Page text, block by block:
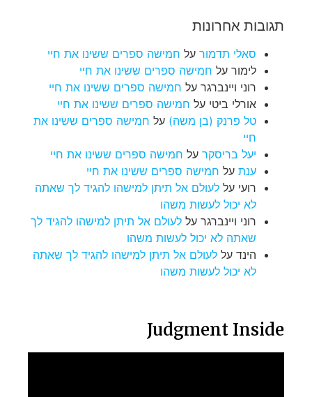
תגובות אחרונות
סאלי תדמור על חמישה ספרים ששינו את חיי
לימור על חמישה ספרים ששינו את חיי
רוני ויינברגר על חמישה ספרים ששינו את חיי
אורלי ביטי על חמישה ספרים ששינו את חיי
טל פרנק (בן משה) על חמישה ספרים ששינו את
חיי
יעל בריסקר על חמישה ספרים ששינו את חיי
ענת על חמישה ספרים ששינו את חיי
רועי על לעולם אל תיתן למישהו להגיד לך שאתה
לא יכול לעשות משהו
רוני ויינברגר על לעולם אל תיתן למישהו להגיד לך
שאתה לא יכול לעשות משהו
הינד על לעולם אל תיתן למישהו להגיד לך שאתה
לא יכול לעשות משהו
Judgment Inside